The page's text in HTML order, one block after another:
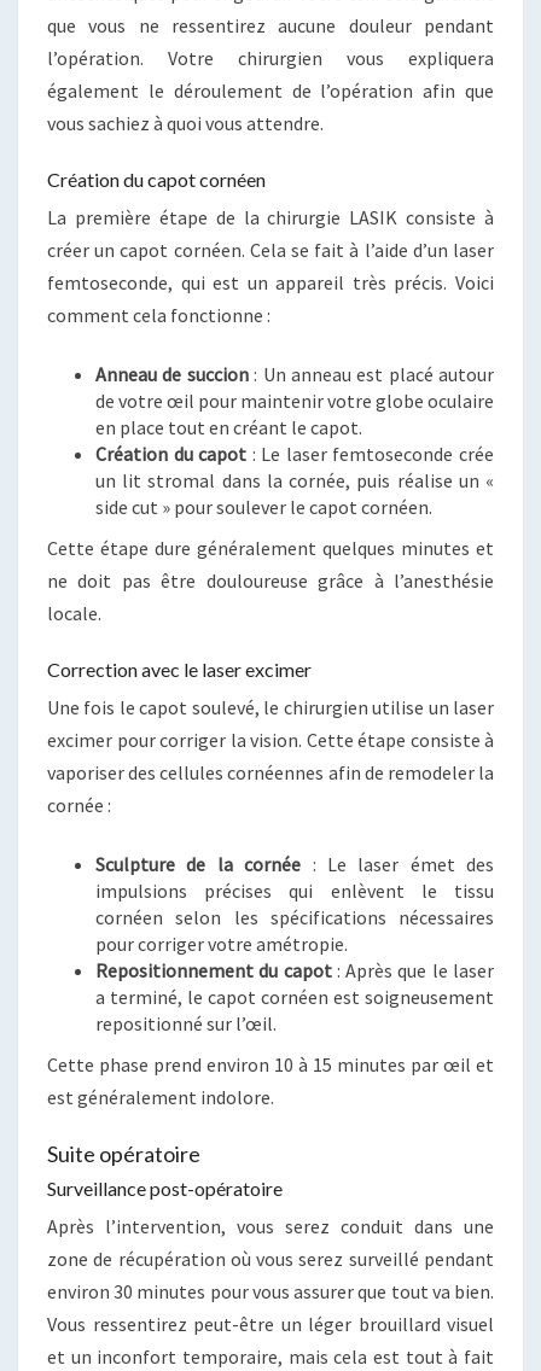
que vous ne ressentirez aucune douleur pendant
l’opération. Votre chirurgien vous expliquera
également le déroulement de l’opération afin que
vous sachiez à quoi vous attendre.
Création du capot cornéen
La première étape de la chirurgie LASIK consiste à
créer un capot cornéen. Cela se fait à l’aide d’un laser
femtoseconde, qui est un appareil très précis. Voici
comment cela fonctionne :
Anneau de succion: Un anneau est placé autour
de votre œil pour maintenir votre globe oculaire
en place tout en créant le capot.
Création du capot : Le laser femtoseconde crée
un lit stromal dans la cornée, puis réalise un «
side cut » pour soulever le capot cornéen.
Cette étape dure généralement quelques minutes et
ne doit pas être douloureuse grâce à l’anesthésie
locale.
Correction avec le laser excimer
Une fois le capot soulevé, le chirurgien utilise un laser
excimer pour corriger la vision. Cette étape consiste à
vaporiser des cellules cornéennes afin de remodeler la
cornée :
Sculpture de la cornée : Le laser émet des
impulsions précises qui enlèvent le tissu
cornéen selon les spécifications nécessaires
pour corriger votre amétropie.
Repositionnement du capot: Après que le laser
a terminé, le capot cornéen est soigneusement
repositionné sur l’œil.
Cette phase prend environ 10 à 15 minutes par œil et
est généralement indolore.
Suite opératoire
Surveillance post-opératoire
Après l’intervention, vous serez conduit dans une
zone de récupération où vous serez surveillé pendant
environ 30 minutes pour vous assurer que tout va bien.
Vous ressentirez peut-être un léger brouillard visuel
et un inconfort temporaire, mais cela est tout à fait